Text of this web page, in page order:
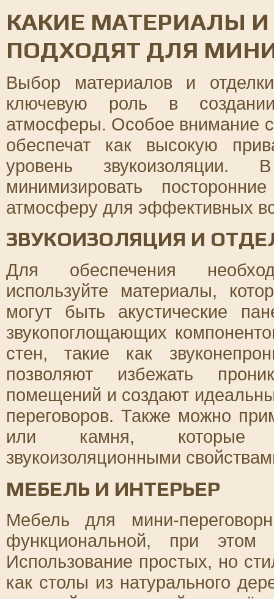
КАКИЕ МАТЕРИАЛЫ
ПОДХОДЯТ ДЛЯ
Выбор материалов и
ключевую роль в
атмосферы. Особое внимание
обеспечат как высокую
уровень
минимизировать
атмосферу для эффективных
ЗВУКОИЗОЛЯЦИЯ И
Для обеспечения
используйте материалы,
могут быть акустические
звукопоглощающих
стен, такие как
позволяют избежать
помещений и создают
переговоров. Также можно
или камня, которые
звукоизоляционными
МЕБЕЛЬ И ИНТЕРЬЕР
Мебель для мини-
функциональной, при этом
Использование простых, но
как столы из натурального